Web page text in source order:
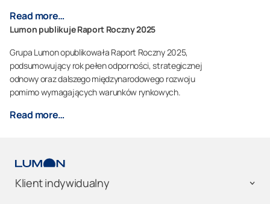
Read more…
Lumon publikuje Raport Roczny 2025
Grupa Lumon opublikowała Raport Roczny 2025,
podsumowujący rok pełen odporności, strategicznej
odnowy oraz dalszego międzynarodowego rozwoju
pomimo wymagających warunków rynkowych.
Read more…
Klient indywidualny